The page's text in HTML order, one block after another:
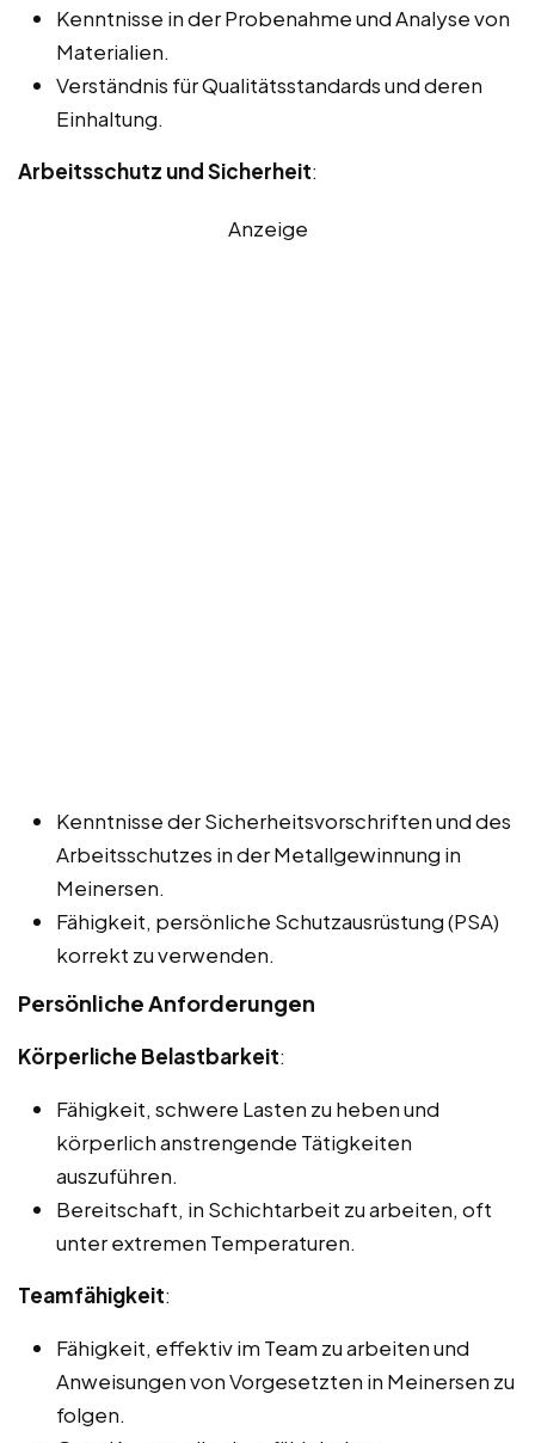
Kenntnisse in der Probenahme und Analyse von
Materialien.
Verständnis für Qualitätsstandards und deren
Einhaltung.
Arbeitsschutz und Sicherheit:
Anzeige
Kenntnisse der Sicherheitsvorschriften und des
Arbeitsschutzes in der Metallgewinnung in
Meinersen.
Fähigkeit, persönliche Schutzausrüstung (PSA)
korrekt zu verwenden.
Persönliche Anforderungen
Körperliche Belastbarkeit:
Fähigkeit, schwere Lasten zu heben und
körperlich anstrengende Tätigkeiten
auszuführen.
Bereitschaft, in Schichtarbeit zu arbeiten, oft
unter extremen Temperaturen.
Teamfähigkeit:
Fähigkeit, effektiv im Team zu arbeiten und
Anweisungen von Vorgesetzten in Meinersen zu
folgen.